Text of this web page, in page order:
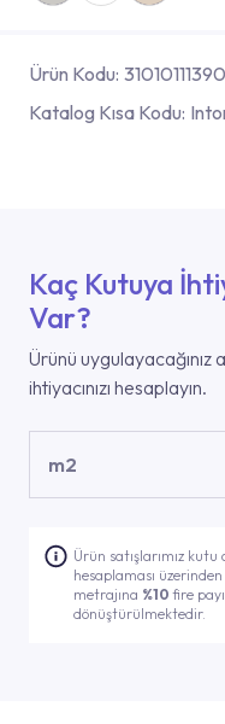
Ürün Kodu:
Katalog Kısa Kodu:
Kaç Kutuya
Var?
Ürünü uygulayacağınız
ihtiyacınızı hesaplayın.
m2
Ürün satışlarımız
hesaplaması
metrajına %10fire
dönüştürülmektedir.